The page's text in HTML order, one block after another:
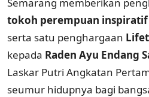
tokoh perempuan inspiratif
serta satu penghargaan
kepada Raden Ayu Endang
Laskar Putri Angkatan
seumur hidupnya bagi